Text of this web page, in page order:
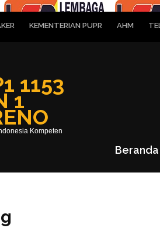
KEMENTERIAN PUPR AHM
1153
1
Kompeten
Beranda